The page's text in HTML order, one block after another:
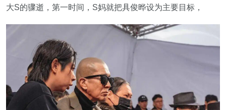
大S的骤逝，第一时间，S妈就把具俊晔设为主要目标，